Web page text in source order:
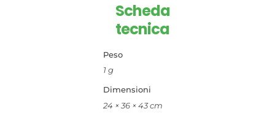
Scheda
tecnica
Peso
1 g
Dimensioni
24 × 36 × 43 cm